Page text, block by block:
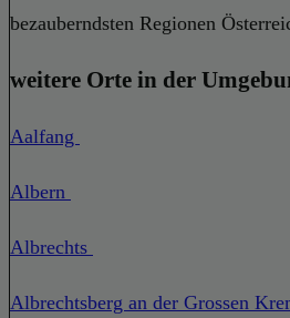
bezauberndsten Regionen
weitere Orte in der
Aalfang
Albern
Albrechts
Albrechtsberg an der Grossen